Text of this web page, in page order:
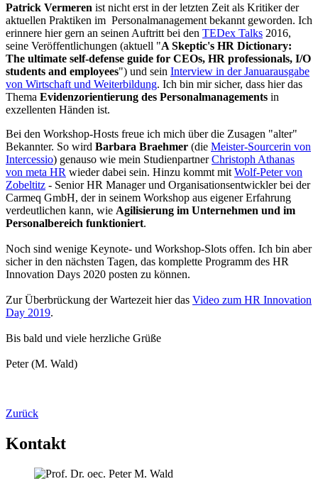
Patrick Vermeren ist nicht erst in der letzten Zeit als Kritiker der
aktuellen Praktiken im Personalmanagement bekannt geworden. Ich
erinnere hier gern an seinen Auftritt bei den TEDex Talks 2016,
seine Veröffentlichungen (aktuell "A Skeptic's HR Dictionary:
The ultimate self-defense guide for CEOs, HR professionals, I/O
students and employees") und sein Interview in der Januarausgabe
von Wirtschaft und Weiterbildung. Ich bin mir sicher, dass hier das
Thema Evidenzorientierung des Personalmanagements in
exzellenten Händen ist.
Bei den Workshop-Hosts freue ich mich über die Zusagen "alter"
Bekannter. So wird Barbara Braehmer (die Meister-Sourcerin von
Intercessio) genauso wie mein StudienpartnerChristoph Athanas
von meta HR wieder dabei sein. Hinzu kommt mit Wolf-Peter von
Zobeltitz - Senior HR Manager und Organisationsentwickler bei der
Carmeq GmbH, der in seinem Workshop aus eigener Erfahrung
verdeutlichen kann, wie Agilisierung im Unternehmen und im
Personalbereich funktioniert.
Noch sind wenige Keynote- und Workshop-Slots offen. Ich bin aber
sicher in den nächsten Tagen, das komplette Programm des HR
Innovation Days 2020 posten zu können.
Zur Überbrückung der Wartezeit hier das Video zum HR Innovation
Day 2019.
Bis bald und viele herzliche Grüße
Peter (M. Wald)
Zurück
Kontakt